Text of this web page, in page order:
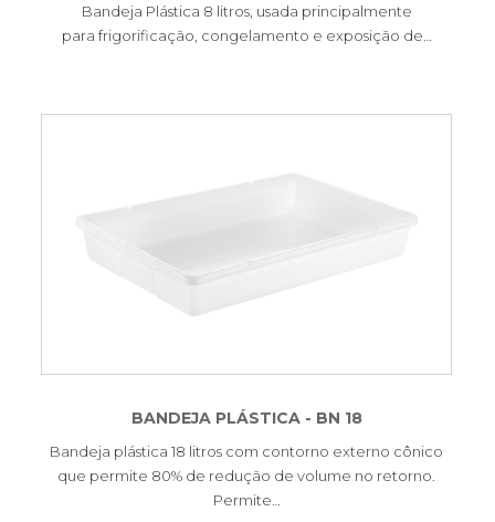
Bandeja Plástica 8 litros, usada principalmente
para frigorificação, congelamento e exposição de…
BANDEJA PLÁSTICA - BN 18
Bandeja plástica 18 litros com contorno externo cônico
que permite 80% de redução de volume no retorno.
Permite…